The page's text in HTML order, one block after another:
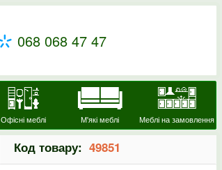
068 068 47 47
Офісні меблі М'які меблі Меблі на замовлення
Код товару: 49851